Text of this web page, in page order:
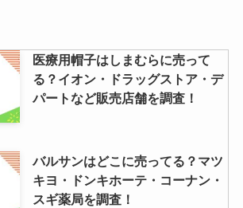
栄太郎飴はどこで買える？イオン
スーパーやコンビニなど取り扱い
店舗はどこ？値段も調査
揚げない天ぷら粉はどこで売って
る？イオンやヨドバシで買える？
売ってる場所や値段解説
医療用帽子はしまむらに売って
る？イオン・ドラッグストア・デ
パートなど販売店舗を調査！
バルサンはどこに売ってる？マツ
キヨ・ドンキホーテ・コーナン・
スギ薬局を調査！